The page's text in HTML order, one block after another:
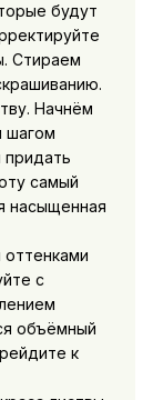
будут
Стираем
Начнём
шагом
самый
насыщенная
оттенками
с
объёмный
к